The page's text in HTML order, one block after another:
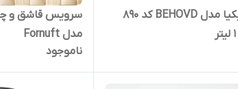
فلاسک ایکیا مدل BEHOVD کد 890
مدل Fornuft
ناموجود